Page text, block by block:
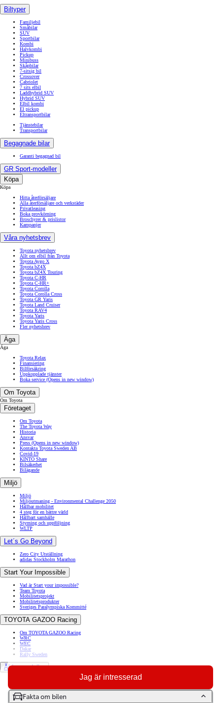
Jag är intresserad
Fakta om bilen
Biltyper
Familjebil
Småbilar
SUV
Sportbilar
Kombi
Halvkombi
Pickup
Minibuss
Skåpbilar
7-sitsig bil
Crossover
Cabriolet
7 sits elbil
Laddhybrid SUV
Hybrid SUV
Elbil kombi
El pickup
Eltransportbilar
Tjänstebilar
Transportbilar
Begagnade bilar
Garanti begagnad bil
GR Sport-modeller
Köpa
Köpa
Hitta återförsäljare
Alla återförsäljare och verkstäder
Privatleasing
Boka provkörning
Broschyrer & prislistor
Kampanjer
Våra nyhetsbrev
Toyota nyhetsbrev
Allt om elbil från Toyota
Toyota Aygo X
Toyota bZ4X
Toyota bZ4X Touring
Toyota C-HR
Toyota C-HR+
Toyota Corolla
Toyota Corolla Cross
Toyota GR Yaris
Toyota Land Cruiser
Toyota RAV4
Toyota Yaris
Toyota Yaris Cross
Fler nyhetsbrev
Äga
Äga
Toyota Relax
Finansiering
Bilförsäkring
Uppkopplade tjänster
Boka service (Opens in new window)
Om Toyota
Om Toyota
Företaget
Om Toyota
The Toyota Way
Historia
Ansvar
Press (Opens in new window)
Kontakta Toyota Sweden AB
Covid-19
KINTO Share
Bilsäkerhet
Bilägande
Miljö
Miljö
Miljöutmaning - Environmental Challenge 2050
Hållbar mobilitet
4 steg för en bättre värld
Hållbart samhälle
Styrning och uppföljning
WLTP
Let´s Go Beyond
Zero City Utställning
adidas Stockholm Marathon
Start Your Impossible
Vad är Start your impossible?
Team Toyota
Mobilitetsprojekt
Mobilitetsprodukter
Sveriges Paralympiska Kommitté
TOYOTA GAZOO Racing
Om TOYOTA GAZOO Racing
WRC
WEC
Dakar
Rally Sweden
Äldre modeller
Toyota Prius
Toyota GT86